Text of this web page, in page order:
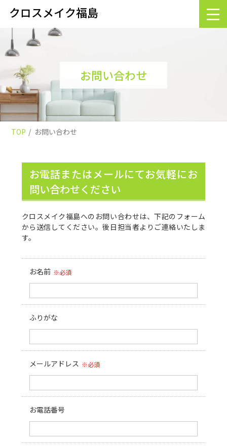
クロスメイク福島
お問い合わせ
TOP お問い合わせ
お電話またはメールにてお気軽にお
問い合わせください
クロスメイク福島へのお問い合わせは、下記のフォーム
から送信してください。後日担当者よりご連絡いたしま
す。
お名前 ※必須
ふりがな
メールアドレス ※必須
お電話番号